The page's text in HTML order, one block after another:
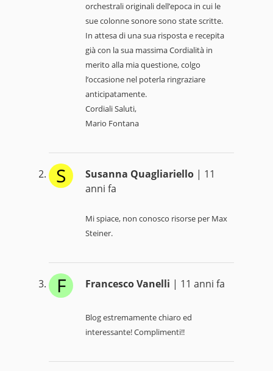
orchestrali originali dell’epoca in cui le
sue colonne sonore sono state scritte.
In attesa di una sua risposta e recepita
già con la sua massima Cordialità in
merito alla mia questione, colgo
l’occasione nel poterla ringraziare
anticipatamente.
Cordiali Saluti,
Mario Fontana
S Susanna Quagliariello | 11
anni fa
Mi spiace, non conosco risorse per Max
Steiner.
F Francesco Vanelli | 11 anni fa
Blog estremamente chiaro ed
interessante! Complimenti!!